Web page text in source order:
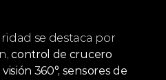
se destaca por
control de crucero
360°, sensores de